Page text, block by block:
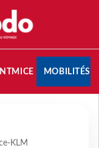
MICE MOBILITÉS
KLM